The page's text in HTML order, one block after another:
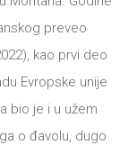
preveo
kao prvi deo
Evropske unije
bio je i u užem
o đavolu, dugo